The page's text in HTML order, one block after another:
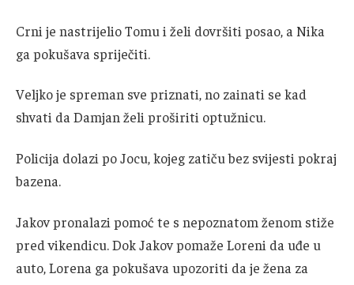
Crni je nastrijelio Tomu i želi dovršiti posao, a Nika
ga pokušava spriječiti.
Veljko je spreman sve priznati, no zainati se kad
shvati da Damjan želi proširiti optužnicu.
Policija dolazi po Jocu, kojeg zatiču bez svijesti pokraj
bazena.
Jakov pronalazi pomoć te s nepoznatom ženom stiže
pred vikendicu. Dok Jakov pomaže Loreni da uđe u
auto, Lorena ga pokušava upozoriti da je žena za